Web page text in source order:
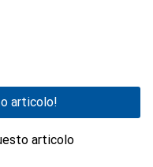
articolo!
articolo